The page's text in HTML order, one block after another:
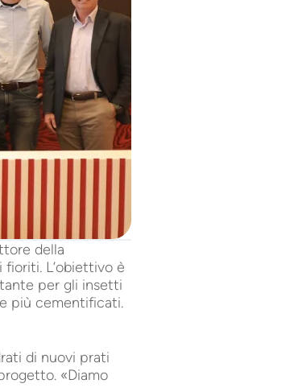
della
L’obiettivo è
per gli insetti
più cementificati.
di nuovi prati
«Diamo